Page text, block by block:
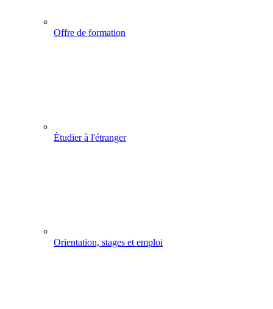
Offre de formation
Étudier à l'étranger
Orientation, stages et emploi